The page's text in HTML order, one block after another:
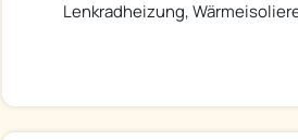
Lenkradheizung,